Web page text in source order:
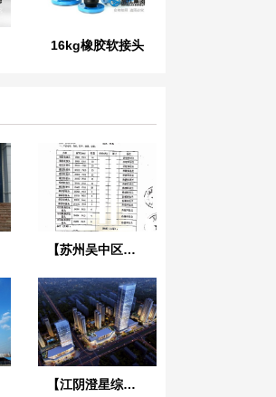
16kg橡胶软接头
【苏州吴中区市政污水处理项目】热镀锌法兰橡胶接头合同
【江阴澄星综合体项目】弹簧减震器合同